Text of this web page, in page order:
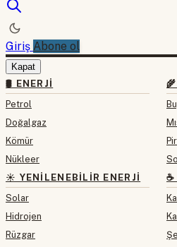
Giriş Abone ol
Kapat
🛢 ENERJI
Petrol
Doğalgaz
Kömür
Nükleer
☀️ YENILENEBILIR ENERJI
Solar
Hidrojen
Rüzgar